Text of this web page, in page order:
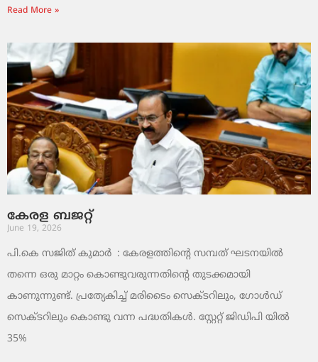
Read More »
കേരള ബജറ്റ്
June 19, 2026
പി.കെ സജിത് കുമാര്‍ : കേരളത്തിന്റെ സമ്പത് ഘടനയിൽ
തന്നെ ഒരു മാറ്റം കൊണ്ടുവരുന്നതിന്റെ തുടക്കമായി
കാണുന്നുണ്ട്. പ്രത്യേകിച്ച് മരിടൈം സെക്ടറിലും, ഗോൾഡ്
സെക്ടറിലും കൊണ്ടു വന്ന പദ്ധതികൾ. സ്റ്റേറ്റ് ജിഡിപി യിൽ
35%